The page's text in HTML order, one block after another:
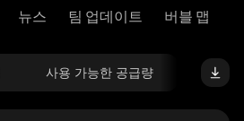
뉴스 팀 업데이트 버블 맵
사용 가능한 공급량